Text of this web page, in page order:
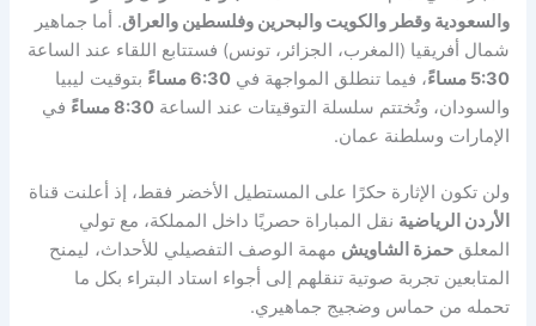
والسعودية وقطر والكويت والبحرين وفلسطين والعراق. أما جماهير
شمال أفريقيا (المغرب، الجزائر، تونس) فستتابع اللقاء عند الساعة
5:30 مساءً
، فيما تنطلق المواجهة في6:30 مساءً
بتوقيت ليبيا
والسودان، وتُختتم سلسلة التوقيتات عند الساعة8:30 مساءً
في
الإمارات وسلطنة عمان.
ولن تكون الإثارة حكرًا على المستطيل الأخضر فقط، إذ أعلنت قناة
الأردن الرياضية نقل المباراة حصريًا داخل المملكة، مع تولي
المعلقحمزة الشاويش مهمة الوصف التفصيلي للأحداث، ليمنح
المتابعين تجربة صوتية تنقلهم إلى أجواء استاد البتراء بكل ما
تحمله من حماس وضجيج جماهيري.